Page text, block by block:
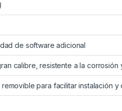
de software adicional
calibre, resistente a la corrosión
para facilitar instalación y